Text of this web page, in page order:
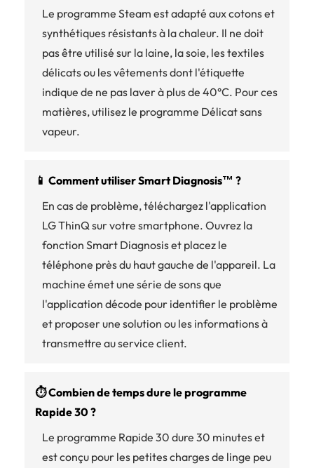
Le programme Steam est adapté aux cotons et
synthétiques résistants à la chaleur. Il ne doit
pas être utilisé sur la laine, la soie, les textiles
délicats ou les vêtements dont l'étiquette
indique de ne pas laver à plus de 40°C. Pour ces
matières, utilisez le programme Délicat sans
vapeur.
📱 Comment utiliser Smart Diagnosis™ ?
En cas de problème, téléchargez l'application
LG ThinQ sur votre smartphone. Ouvrez la
fonction Smart Diagnosis et placez le
téléphone près du haut gauche de l'appareil. La
machine émet une série de sons que
l'application décode pour identifier le problème
et proposer une solution ou les informations à
transmettre au service client.
⏱️ Combien de temps dure le programme
Rapide 30 ?
Le programme Rapide 30 dure 30 minutes et
est conçu pour les petites charges de linge peu